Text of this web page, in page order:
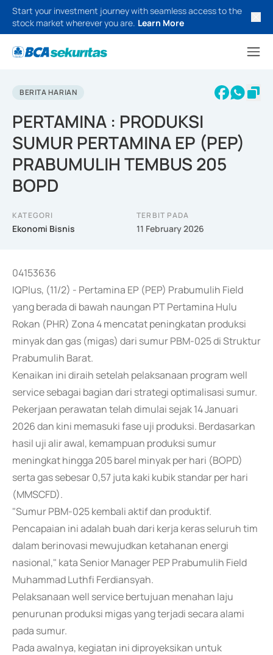
Start your investment journey with seamless access to the
stock market wherever you are. Learn More
BERITA HARIAN
PERTAMINA : PRODUKSI
SUMUR PERTAMINA EP (PEP)
PRABUMULIH TEMBUS 205
BOPD
KATEGORI
Ekonomi Bisnis
TERBIT PADA
11 February 2026
04153636
IQPlus, (11/2) - Pertamina EP (PEP) Prabumulih Field
yang berada di bawah naungan PT Pertamina Hulu
Rokan (PHR) Zona 4 mencatat peningkatan produksi
minyak dan gas (migas) dari sumur PBM-025 di Struktur
Prabumulih Barat.
Kenaikan ini diraih setelah pelaksanaan program well
service sebagai bagian dari strategi optimalisasi sumur.
Pekerjaan perawatan telah dimulai sejak 14 Januari
2026 dan kini memasuki fase uji produksi. Berdasarkan
hasil uji alir awal, kemampuan produksi sumur
meningkat hingga 205 barel minyak per hari (BOPD)
serta gas sebesar 0,57 juta kaki kubik standar per hari
(MMSCFD).
"Sumur PBM-025 kembali aktif dan produktif.
Pencapaian ini adalah buah dari kerja keras seluruh tim
dalam berinovasi mewujudkan ketahanan energi
nasional," kata Senior Manager PEP Prabumulih Field
Muhammad Luthfi Ferdiansyah.
Pelaksanaan well service bertujuan menahan laju
penurunan produksi migas yang terjadi secara alami
pada sumur.
Pada awalnya, kegiatan ini diproyeksikan untuk